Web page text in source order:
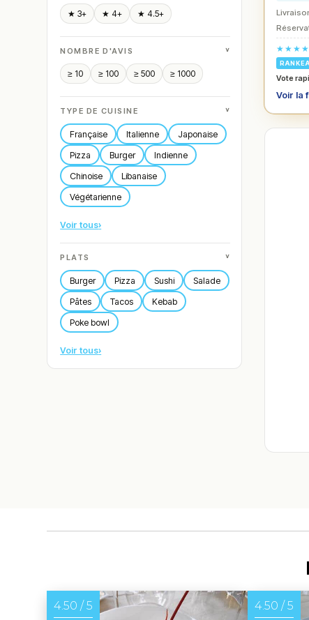
★ 3+ ★ 4+ ★ 4.5+
NOMBRE D'AVIS ˅
≥ 10 ≥ 100 ≥ 500 ≥ 1000
TYPE DE CUISINE ˅
Française Italienne
Japonaise
Pizza
Burger
Indienne
Chinoise
Libanaise
Végétarienne
Voir tous›
PLATS ˅
Burger Pizza Sushi
Salade
Pâtes
Tacos
Kebab
Poke bowl
Voir tous›
Vote
Voir la
4.50 / 5
4.50 / 5